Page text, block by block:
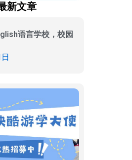
新文章
语言学校，校园